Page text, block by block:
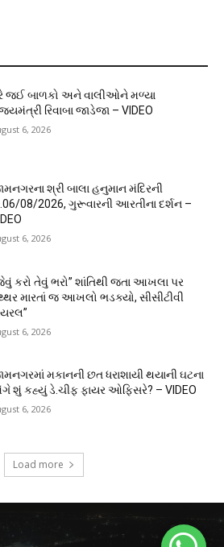
જઈ બાળકો અને વાલીઓને મળ્યા
રિવાબા જાડેજા – VIDEO
6, 2026
શ્રી બાલા હનુમાન મંદિરની
08/2026, ગુરૂવારની આરતીના દર્શન –
6, 2026
કરો તેવું ભરો” શાંતિથી જતા આખલા પર
મારતાં જ આખલો ભડક્યો, સીસીટીવી
6, 2026
મકાનની છત ધરાશાયી થયાની ઘટના
શું કહ્યું ડે.ચીફ ફાયર ઓફિસરે? – VIDEO
6, 2026
Load more